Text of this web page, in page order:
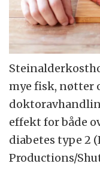
mye fisk, nøtter
effekt for både
diabetes type 2
Productions/